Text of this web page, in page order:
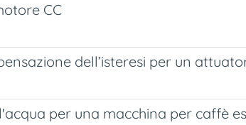
CC
dell’isteresi per un
per una macchina per caffè